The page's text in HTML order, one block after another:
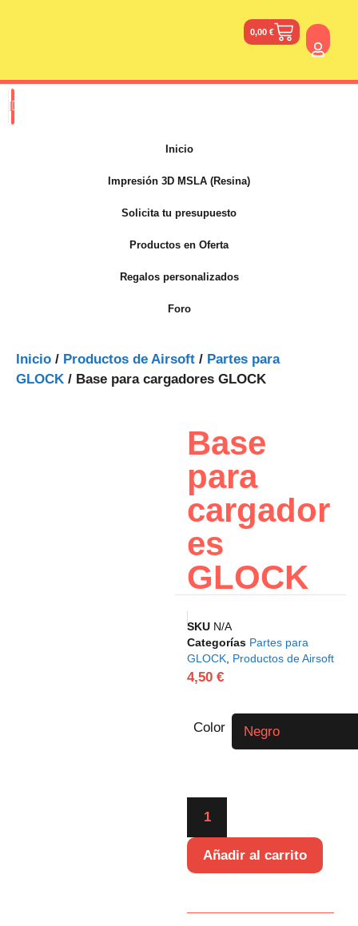
0,00 €
Inicio
Impresión 3D MSLA (Resina)
Solicita tu presupuesto
Productos en Oferta
Regalos personalizados
Foro
Inicio / Productos de Airsoft / Partes para
GLOCK / Base para cargadores GLOCK
Base
para
cargador
es
GLOCK
SKU N/A
Categorías Partes para
GLOCK
Productos de Airsoft
4,50 €
Color
Añadir al carrito